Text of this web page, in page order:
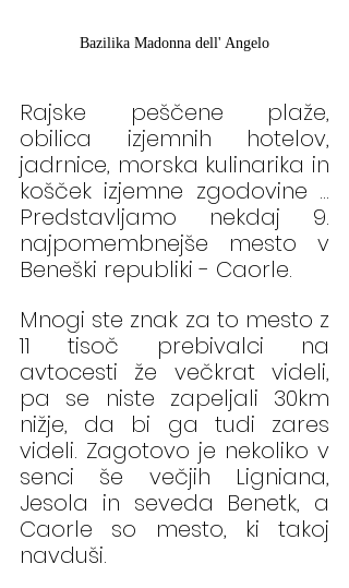
Bazilika Madonna dell' Angelo
Rajske peščene plaže,
obilica izjemnih hotelov,
jadrnice, morska kulinarika in
košček izjemne zgodovine …
Predstavljamo nekdaj 9.
najpomembnejše mesto v
Beneški republiki - Caorle.
Mnogi ste znak za to mesto z
11 tisoč prebivalci na
avtocesti že večkrat videli,
pa se niste zapeljali 30km
nižje, da bi ga tudi zares
videli. Zagotovo je nekoliko v
senci še večjih Ligniana,
Jesola in seveda Benetk, a
Caorle so mesto, ki takoj
navduši.